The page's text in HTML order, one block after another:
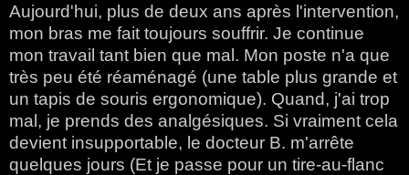
Aujourd'hui, plus de deux ans après l'intervention,
mon bras me fait toujours souffrir. Je continue
mon travail tant bien que mal. Mon poste n'a que
très peu été réaménagé (une table plus grande et
un tapis de souris ergonomique). Quand, j'ai trop
mal, je prends des analgésiques. Si vraiment cela
devient insupportable, le docteur B. m'arrête
quelques jours (Et je passe pour un tire-au-flanc